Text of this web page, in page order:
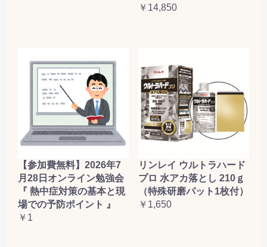
￥14,850
【参加費無料】2026年7
月28日オンライン勉強会
『 熱中症対策の基本と現
場での予防ポイント 』
￥1
リンレイ ウルトラハード
プロ 水アカ落とし 210ｇ
（特殊研磨パット1枚付）
￥1,650